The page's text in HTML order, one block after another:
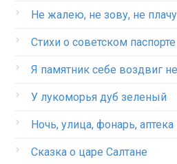
Не жалею, не зову, не плачу
Стихи о советском паспорте
Я памятник себе воздвиг
У лукоморья дуб зеленый
Ночь, улица, фонарь, аптека
Сказка о царе Салтане